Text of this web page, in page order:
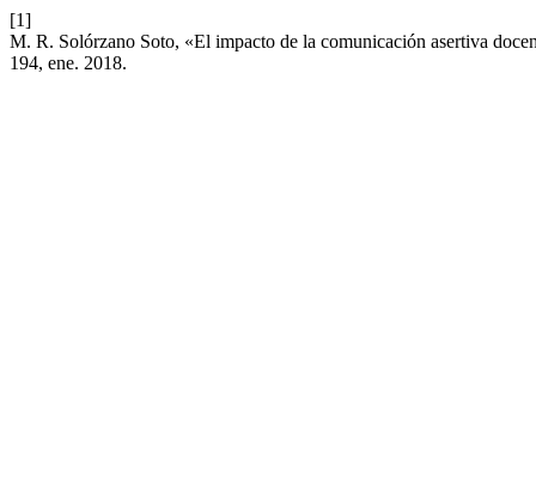
[1]
M. R. Solórzano Soto, «El impacto de la comunicación asertiva
194, ene. 2018.